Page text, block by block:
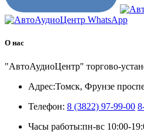
О нас
"АвтоАудиоЦентр" торгово-
Адрес:Томск, Фрунзе
Телефон: 8 (3822) 97-99-00
Часы работы:пн-вс 10:00-